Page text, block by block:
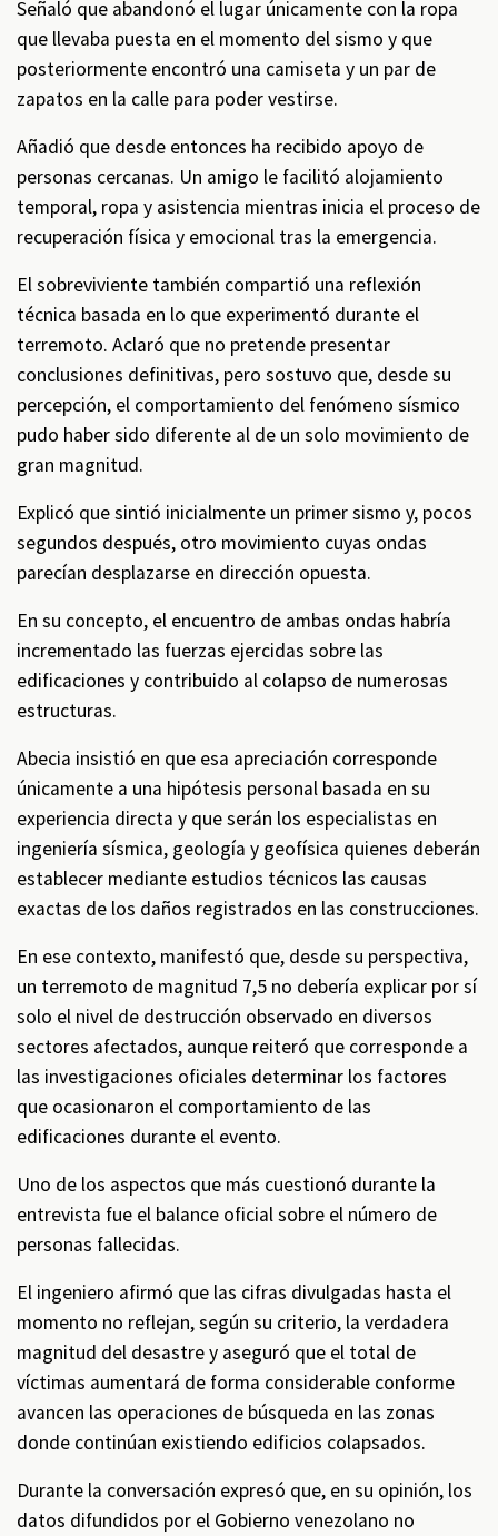
Señaló que abandonó el lugar únicamente con la ropa
que llevaba puesta en el momento del sismo y que
posteriormente encontró una camiseta y un par de
zapatos en la calle para poder vestirse.
Añadió que desde entonces ha recibido apoyo de
personas cercanas. Un amigo le facilitó alojamiento
temporal, ropa y asistencia mientras inicia el proceso de
recuperación física y emocional tras la emergencia.
El sobreviviente también compartió una reflexión
técnica basada en lo que experimentó durante el
terremoto. Aclaró que no pretende presentar
conclusiones definitivas, pero sostuvo que, desde su
percepción, el comportamiento del fenómeno sísmico
pudo haber sido diferente al de un solo movimiento de
gran magnitud.
Explicó que sintió inicialmente un primer sismo y, pocos
segundos después, otro movimiento cuyas ondas
parecían desplazarse en dirección opuesta.
En su concepto, el encuentro de ambas ondas habría
incrementado las fuerzas ejercidas sobre las
edificaciones y contribuido al colapso de numerosas
estructuras.
Abecia insistió en que esa apreciación corresponde
únicamente a una hipótesis personal basada en su
experiencia directa y que serán los especialistas en
ingeniería sísmica, geología y geofísica quienes deberán
establecer mediante estudios técnicos las causas
exactas de los daños registrados en las construcciones.
En ese contexto, manifestó que, desde su perspectiva,
un terremoto de magnitud 7,5 no debería explicar por sí
solo el nivel de destrucción observado en diversos
sectores afectados, aunque reiteró que corresponde a
las investigaciones oficiales determinar los factores
que ocasionaron el comportamiento de las
edificaciones durante el evento.
Uno de los aspectos que más cuestionó durante la
entrevista fue el balance oficial sobre el número de
personas fallecidas.
El ingeniero afirmó que las cifras divulgadas hasta el
momento no reflejan, según su criterio, la verdadera
magnitud del desastre y aseguró que el total de
víctimas aumentará de forma considerable conforme
avancen las operaciones de búsqueda en las zonas
donde continúan existiendo edificios colapsados.
Durante la conversación expresó que, en su opinión, los
datos difundidos por el Gobierno venezolano no